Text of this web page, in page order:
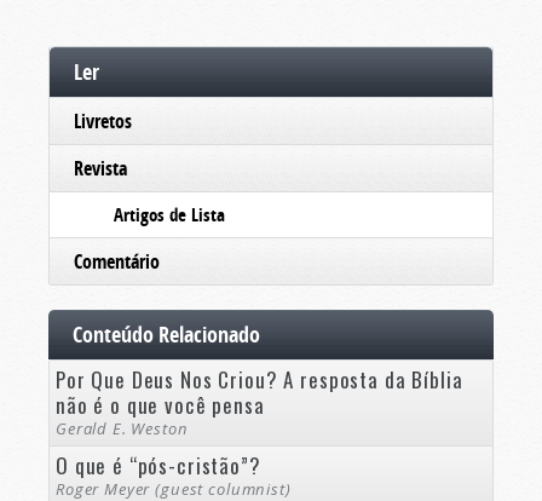
Ler
Livretos
Revista
Artigos de Lista
Comentário
Conteúdo Relacionado
Por Que Deus Nos Criou? A resposta da Bíblia
não é o que você pensa
Gerald E. Weston
O que é “pós-cristão”?
Roger Meyer (guest columnist)